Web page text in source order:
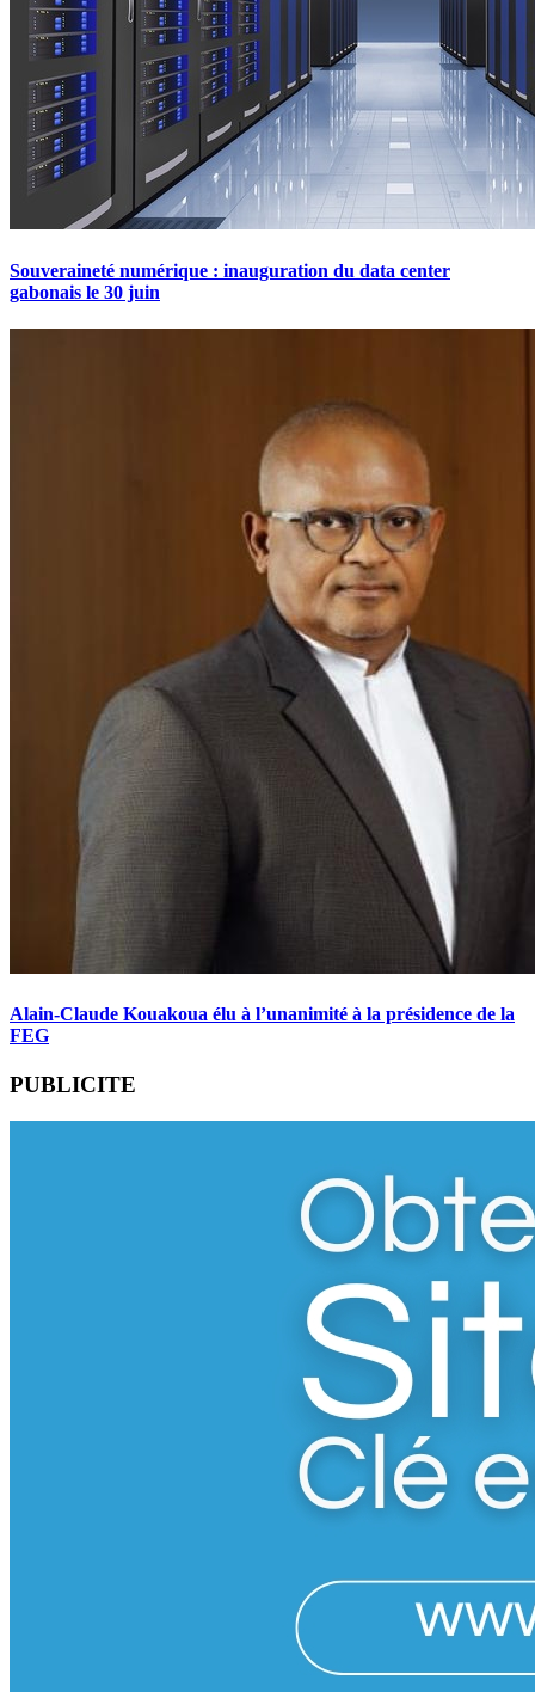
Souveraineté numérique : inauguration du data center
gabonais le 30 juin
Alain-Claude Kouakoua élu à l’unanimité à la présidence de la
FEG
PUBLICITE